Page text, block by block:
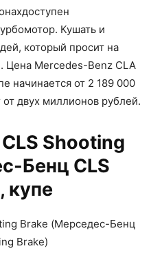
Кушать и
который просит на
Цена Mercedes-Benz CLA
начинается от 2 189 000
двух миллионов рублей.
Shooting
Бенц CLS
купе